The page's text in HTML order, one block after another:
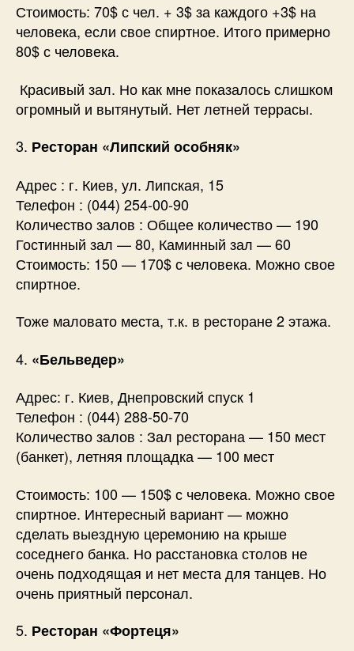
Стоимость: 70$ с чел. + 3$ за каждого +3$ на
человека, если свое спиртное. Итого примерно
80$ с человека.
Красивый зал. Но как мне показалось слишком
огромный и вытянутый. Нет летней террасы.
3. Ресторан «Липский особняк»
Адрес : г. Киев, ул. Липская, 15
Телефон : (044) 254-00-90
Количество залов : Общее количество — 190
Гостинный зал — 80, Каминный зал — 60
Стоимость: 150 — 170$ с человека. Можно свое
спиртное.
Тоже маловато места, т.к. в ресторане 2 этажа.
4. «Бельведер»
Адрес: г. Киев, Днепровский спуск 1
Телефон : (044) 288-50-70
Количество залов : Зал ресторана — 150 мест
(банкет), летняя площадка — 100 мест
Стоимость: 100 — 150$ с человека. Можно свое
спиртное. Интересный вариант — можно
сделать выездную церемонию на крыше
соседнего банка. Но расстановка столов не
очень подходящая и нет места для танцев. Но
очень приятный персонал.
5. Ресторан «Фортеця»